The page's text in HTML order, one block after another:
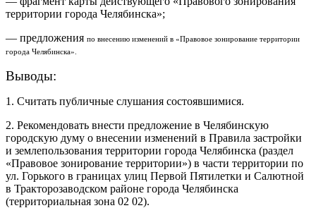
территории города Челябинска»;
— предложения по внесению изменений в «Правовое зонирование территории
города Челябинска».
Выводы:
1. Считать публичные слушания состоявшимися.
2. Рекомендовать внести предложение в Челябинскую
городскую думу о внесении изменений в Правила застройки
и землепользования территории города Челябинска (раздел
«Правовое зонирование территории») в части территории по
ул. Горького в границах улиц Первой Пятилетки и Салютной
в Тракторозаводском районе города Челябинска
(территориальная зона 02 02).